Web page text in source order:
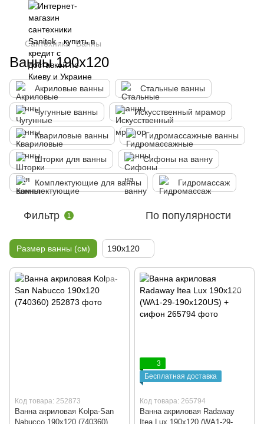
Сантехника Ванны
Ванны 190x120
Акриловые ванны Стальные ванны
Чугунные ванны Искусственный мрамор
Квариловые ванны Гидромассажные ванны
Шторки для ванны Сифоны на ванну
Комплектующие для ванны Гидромассаж
Фильтр 1 По популярности
Размер ванны (см) 190x120
Код товара: 252873
Ванна акриловая Kolpa-San
Nabucco 190x120 (740360)
3
Бесплатная доставка
Код товара: 265794
Ванна акриловая Radaway
Itea Lux 190x120 (WA1-29-